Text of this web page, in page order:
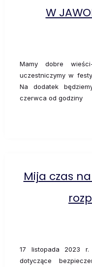
W
Mamy dobre
uczestniczymy w
Na dodatek
czerwca od godziny
Mija czas
17 listopada 2023
dotyczące